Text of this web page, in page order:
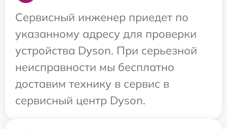
Сервисный инженер приедет по
указанному адресу для проверки
устройства Dyson. При серьезной
неисправности мы бесплатно
доставим технику в сервис в
сервисный центр Dyson.